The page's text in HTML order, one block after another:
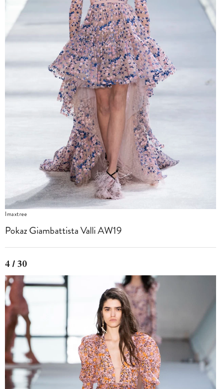
Imaxtree
Pokaz Giambattista Valli AW19
4 / 30